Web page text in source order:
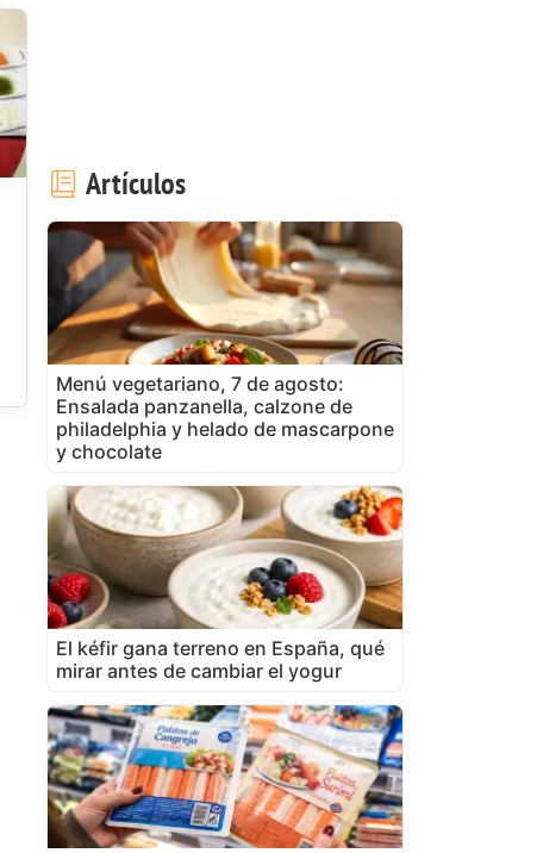
Artículos
Menú vegetariano, 7 de agosto:
Ensalada panzanella, calzone de
philadelphia y helado de mascarpone
y chocolate
El kéfir gana terreno en España, qué
mirar antes de cambiar el yogur